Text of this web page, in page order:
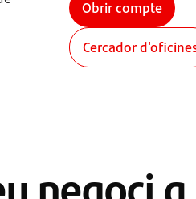
Obrir compte
Cercador